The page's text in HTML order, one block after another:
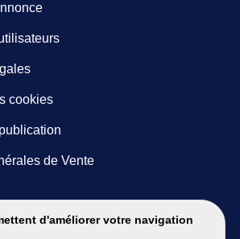
d'améliorer votre navigation
cookies
de Vente